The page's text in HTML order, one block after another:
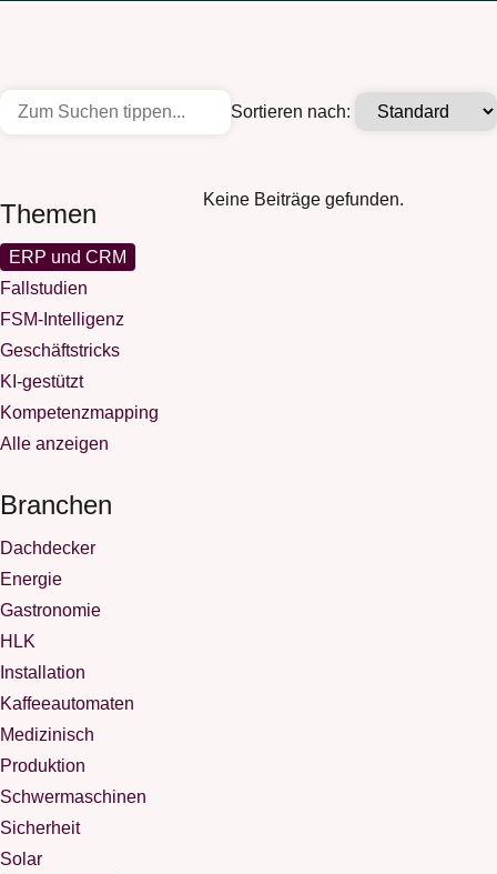
Sortieren nach:
Themen
ERP und CRM
Fallstudien
FSM-Intelligenz
Geschäftstricks
KI-gestützt
Kompetenzmapping
Alle anzeigen
Branchen
Dachdecker
Energie
Gastronomie
HLK
Installation
Kaffeeautomaten
Medizinisch
Produktion
Schwermaschinen
Sicherheit
Solar
Keine Beiträge gefunden.